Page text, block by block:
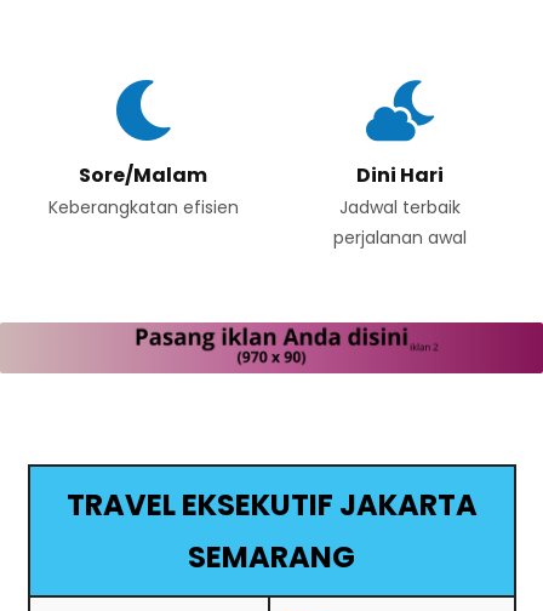
Sore/Malam
Keberangkatan efisien
Dini Hari
Jadwal terbaik
perjalanan awal
TRAVEL EKSEKUTIF JAKARTA
SEMARANG